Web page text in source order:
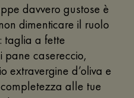
davvero gustose è
dimenticare il ruolo
taglia a fette
pane casereccio,
extravergine d’oliva e
alle tue